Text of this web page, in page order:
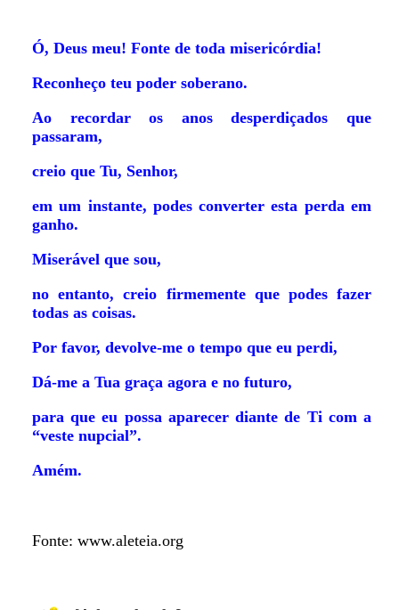
Ó, Deus meu! Fonte de toda misericórdia!
Reconheço teu poder soberano.
Ao recordar os anos desperdiçados que
passaram,
creio que Tu, Senhor,
em um instante, podes converter esta perda em
ganho.
Miserável que sou,
no entanto, creio firmemente que podes fazer
todas as coisas.
Por favor, devolve-me o tempo que eu perdi,
Dá-me a Tua graça agora e no futuro,
para que eu possa aparecer diante de Ti com a
“veste nupcial”.
Amém.
Fonte: www.aleteia.org